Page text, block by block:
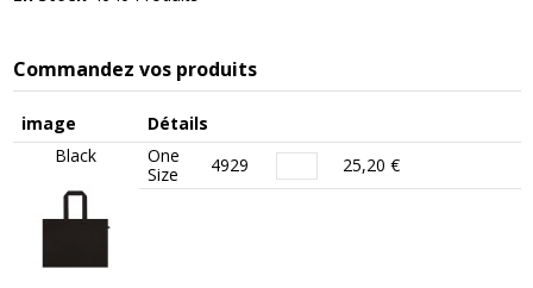
Commandez vos produits
image
Détails
Black
One
Size
4929 25,20 €